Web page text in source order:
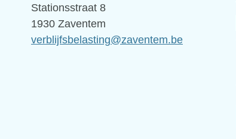
Adres
Stationsstraat 8
,1930 Zaventem
E-
verblijfsbelasting@zaventem.be